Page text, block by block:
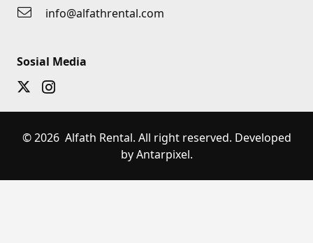
info@alfathrental.com
Sosial Media
© 2026 Alfath Rental. All right reserved. Developed
by Antarpixel.